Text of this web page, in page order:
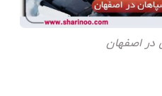
در اصفهان